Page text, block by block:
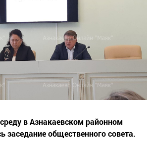
в Азнакаевском районном
заседание общественного совета.